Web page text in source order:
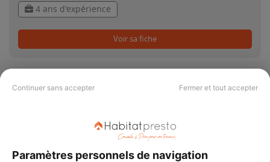
Continuer sans accepter Fermer et tout accepter
Paramètres personnels de navigation
4 ans d'expérience
Voir sa fiche
PAS LE TEMPS DE
CHERCHER ?